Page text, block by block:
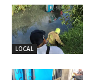
LOCAL